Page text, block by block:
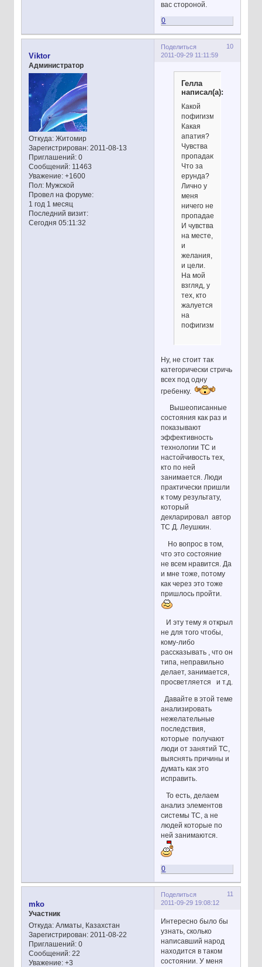
вас стороной.
0
Поделиться
10
2011-09-29 11:11:59
Viktor
Администратор
Откуда:Житомир
Зарегистрирован: 2011-08-13
Приглашений:0
Сообщений:11463
Уважение: +1600
Пол:Мужской
Провел на форуме:
1 год 1 месяц
Последний визит:
Сегодня 05:11:32
Гелла
написал(а):
Какой
пофигизм?
Какая
апатия?
Чувства
пропадают...
Что за
ерунда?
Лично у
меня
ничего не
пропадает.
И чувства
на месте,
и
желания,
и цели.
На мой
взгляд, у
тех, кто
жалуется
на
пофигизм
Ну, не стоит так
категорически стричь
всех под одну
гребенку.
Вышеописанные
состояния как раз и
показывают
эффективность
технологии ТС и
настойчивость тех,
кто по ней
занимается. Люди
практически пришли
к тому результату,
который
декларировал автор
ТС Д. Леушкин.
Но вопрос в том,
что это состояние
не всем нравится. Да
и мне тоже, потому
как через это тоже
пришлось пройти.
И эту тему я открыл
не для того чтобы,
кому-либо
рассказывать , что он
типа, неправильно
делает, занимается,
просветляется и т.д.
Давайте в этой теме
анализировать
нежелательные
последствия,
которые получают
люди от занятий ТС,
выяснять причины и
думать как это
исправить.
То есть, делаем
анализ элементов
системы ТС, а не
людей которые по
ней занимаются.
0
Поделиться
11
2011-09-29 19:08:12
mko
Участник
Откуда:Алматы, Казахстан
Зарегистрирован: 2011-08-22
Приглашений:0
Сообщений:22
Уважение: +3
Интересно было бы
узнать, сколько
написавший народ
находится в таком
состоянии. У меня